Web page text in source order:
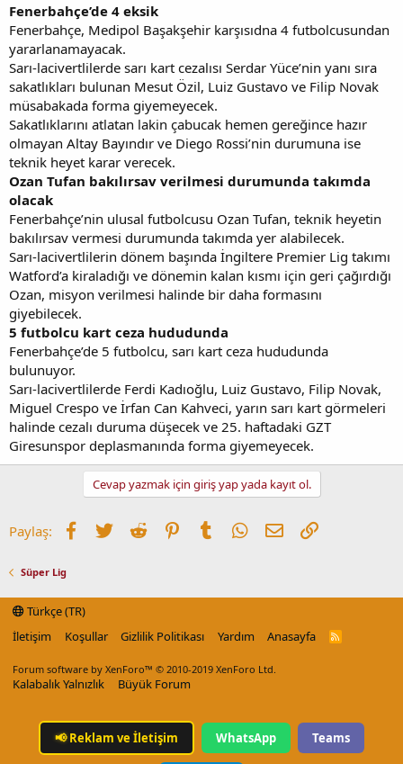
Fenerbahçe’de 4 eksik
Fenerbahçe, Medipol Başakşehir karşısıdna 4 futbolcusundan
yararlanamayacak.
Sarı-lacivertlilerde sarı kart cezalısı Serdar Yüce’nin yanı sıra
sakatlıkları bulunan Mesut Özil, Luiz Gustavo ve Filip Novak
müsabakada forma giyemeyecek.
Sakatlıklarını atlatan lakin çabucak hemen gereğince hazır
olmayan Altay Bayındır ve Diego Rossi’nin durumuna ise
teknik heyet karar verecek.
Ozan Tufan bakılırsav verilmesi durumunda takımda
olacak
Fenerbahçe’nin ulusal futbolcusu Ozan Tufan, teknik heyetin
bakılırsav vermesi durumunda takımda yer alabilecek.
Sarı-lacivertlilerin dönem başında İngiltere Premier Lig takımı
Watford’a kiraladığı ve dönemin kalan kısmı için geri çağırdığı
Ozan, misyon verilmesi halinde bir daha formasını
giyebilecek.
5 futbolcu kart ceza hududunda
Fenerbahçe’de 5 futbolcu, sarı kart ceza hududunda
bulunuyor.
Sarı-lacivertlilerde Ferdi Kadıoğlu, Luiz Gustavo, Filip Novak,
Miguel Crespo ve İrfan Can Kahveci, yarın sarı kart görmeleri
halinde cezalı duruma düşecek ve 25. haftadaki GZT
Giresunspor deplasmanında forma giyemeyecek.
Cevap yazmak için giriş yap yada kayıt ol.
Paylaş: Facebook
TwitterReddit PinterestTumblrWhatsApp
E-postaLink
Süper Lig
Türkçe (TR)
İletişim
Koşullar Gizlilik Politikası Yardım Anasayfa
R
Forum software by XenForo™ © 2010-2019 XenForo Ltd.
Kalabalık Yalnızlık Büyük Forum
📢Reklam ve İletişim WhatsApp Teams